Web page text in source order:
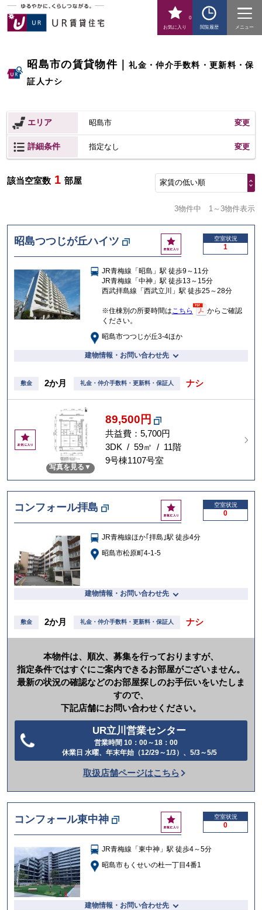
お気に入り
0
閲覧履歴
メニュー
昭島市の賃貸物件｜礼金・仲介手数料・更新料・保
証人ナシ
エリア 昭島市 変更
詳細条件 指定なし 変更
該当空室数 1 部屋 家賃の低い順
3物件中 1～3物件表示
昭島つつじが丘ハイツ
お
気
入
り
空室状況
1
JR青梅線「昭島」駅 徒歩9～11分
JR青梅線「中神」駅 徒歩13～15分
西武拝島線「西武立川」駅 徒歩25～28分
※住棟別の所要時間はこちら
からご確認
ください。
昭島市つつじが丘3-4ほか
建物情報・お問い合わせ先
敷金 2か月 礼金・仲介手数料・更新料・保証人 ナシ
お
気
り
写真を見る
89,500円
共益費：5,700円
3DK / 59㎡ / 11階
9号棟1107号室
コンフォール拝島
お
気
入
空室状況
0
JR青梅線ほか｢拝島｣駅 徒歩4分
昭島市松原町4-1-5
建物情報・お問い合わせ先
敷金 2か月 礼金・仲介手数料・更新料・保証人 ナシ
本物件は、順次、募集を行っておりますが、
指定条件ではすぐにご案内できるお部屋がございません。
最新の状況の確認などのお部屋探しのお手伝いをいたしま
すので、
下記店舗にお問い合わせください。
UR立川営業センター
営業時間 10：00～18：00
休業日 水曜、年末年始（12/29～1/3）、5/3～5/5
話
か
け
る
取扱店舗ページはこちら
コンフォール東中神
お
気
入
り
空室状況
0
JR青梅線「東中神」駅 徒歩4～5分
昭島市もくせいの杜一丁目4番1
建物情報・お問い合わせ先